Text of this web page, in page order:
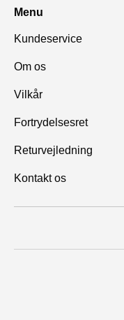
Menu
Kundeservice
Om os
Vilkår
Fortrydelsesret
Returvejledning
Kontakt os